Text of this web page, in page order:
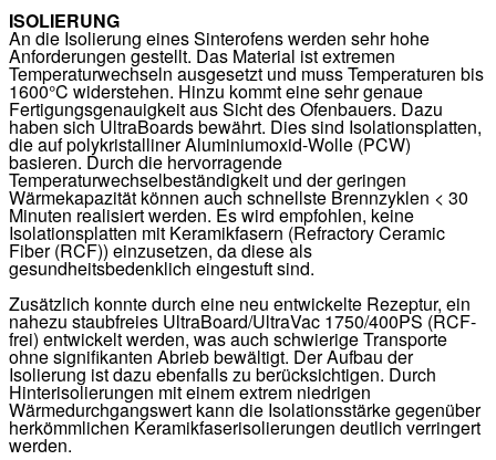
ISOLIERUNG
An die Isolierung eines Sinterofens werden sehr hohe
Anforderungen gestellt. Das Material ist extremen
Temperaturwechseln ausgesetzt und muss Temperaturen bis
1600°C widerstehen. Hinzu kommt eine sehr genaue
Fertigungsgenauigkeit aus Sicht des Ofenbauers. Dazu
haben sich UltraBoards bewährt. Dies sind Isolationsplatten,
die auf polykristalliner Aluminiumoxid-Wolle (PCW)
basieren. Durch die hervorragende
Temperaturwechselbeständigkeit und der geringen
Wärmekapazität können auch schnellste Brennzyklen < 30
Minuten realisiert werden. Es wird empfohlen, keine
Isolationsplatten mit Keramikfasern (Refractory Ceramic
Fiber (RCF)) einzusetzen, da diese als
gesundheitsbedenklich eingestuft sind.
Zusätzlich konnte durch eine neu entwickelte Rezeptur, ein
nahezu staubfreies UltraBoard/UltraVac 1750/400PS (RCF-
frei) entwickelt werden, was auch schwierige Transporte
ohne signifikanten Abrieb bewältigt. Der Aufbau der
Isolierung ist dazu ebenfalls zu berücksichtigen. Durch
Hinterisolierungen mit einem extrem niedrigen
Wärmedurchgangswert kann die Isolationsstärke gegenüber
herkömmlichen Keramikfaserisolierungen deutlich verringert
werden.